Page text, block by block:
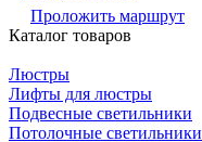
Проложить маршрут
Каталог товаров
Люстры
Лифты для люстры
Подвесные светильники
Потолочные светильники